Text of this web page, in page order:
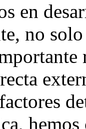
en
no